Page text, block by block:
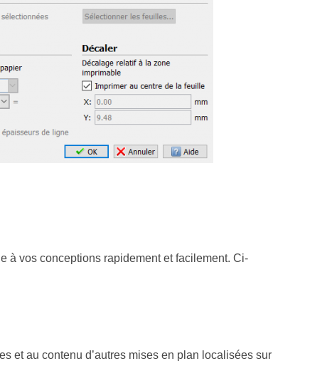
à vos conceptions rapidement et facilement. Ci-
et au contenu d’autres mises en plan localisées sur